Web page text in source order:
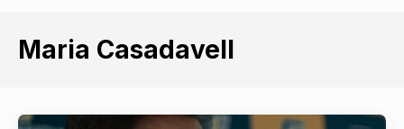
Maria Casadavell